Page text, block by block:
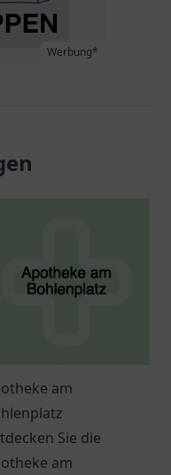
Werbung*
am
Sie die
am